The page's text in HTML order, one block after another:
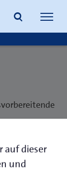
auf dieser
und